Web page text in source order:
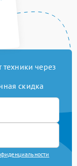
через
скидка